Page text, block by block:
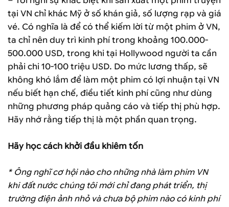
tại VN chỉ khác Mỹ ở số khán giả, số lượng rạp và giá
vé. Có nghĩa là để có thể kiếm lời từ một phim ở VN,
ta chỉ nên duy trì kinh phí trong khoảng 100.000-
500.000 USD, trong khi tại Hollywood người ta cần
phải chi 10-100 triệu USD. Do mức lương thấp, sẽ
không khó lắm để làm một phim có lợi nhuận tại VN
nếu biết hạn chế, điều tiết kinh phí cũng như dùng
những phương pháp quảng cáo và tiếp thị phù hợp.
Hãy nhớ rằng tiếp thị là một phần quan trọng.
Hãy học cách khởi đầu khiêm tốn
* Ông nghĩ cơ hội nào cho những nhà làm phim VN
khi đất nước chúng tôi mới chỉ đang phát triển, thị
trường điện ảnh nhỏ và chưa bộ phim nào có kinh phí